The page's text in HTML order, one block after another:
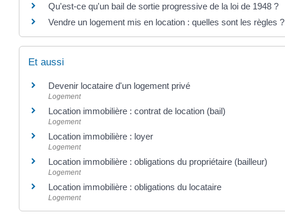
Qu'est-ce qu'un bail de sortie progressive de la loi de 1948 ?
Vendre un logement mis en location : quelles sont les règles ?
Et aussi
Devenir locataire d'un logement privé
Logement
Location immobilière : contrat de location (bail)
Logement
Location immobilière : loyer
Logement
Location immobilière : obligations du propriétaire (bailleur)
Logement
Location immobilière : obligations du locataire
Logement